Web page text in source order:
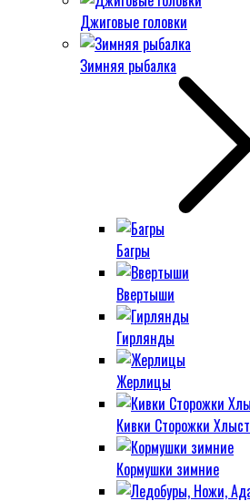
Джиговые головки
Зимняя рыбалка
Багры
Ввертыши
Гирлянды
Жерлицы
Кивки Сторожки Хлыст
Кормушки зимние